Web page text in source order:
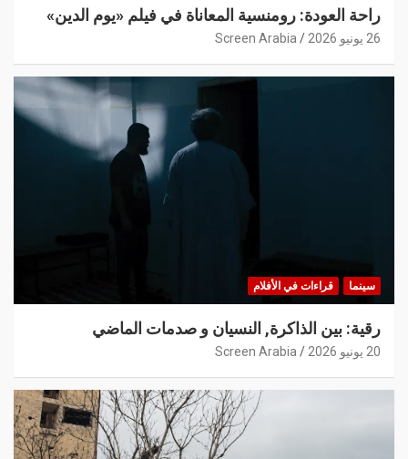
راحة العودة: رومنسية المعاناة في فيلم «يوم الدين»
26 يونيو 2026 Screen Arabia
سينما قراءات في الأفلام
رقية: بين الذاكرة, النسيان و صدمات الماضي
20 يونيو 2026 Screen Arabia